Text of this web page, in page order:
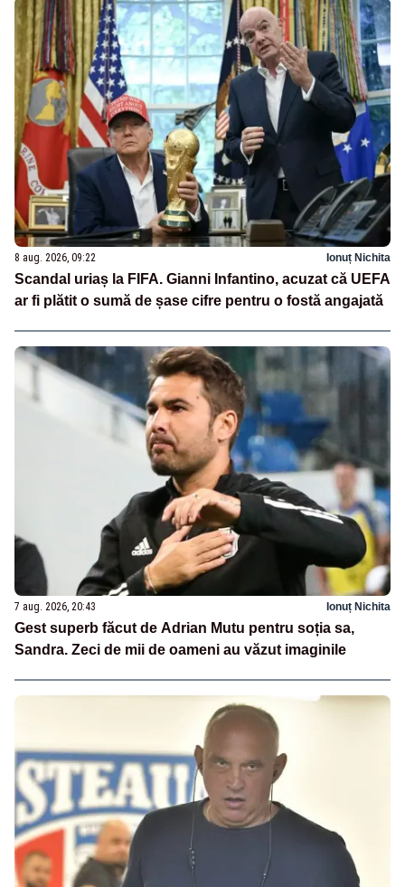
8 aug. 2026, 09:22 Ionuț Nichita
Scandal uriaș la FIFA. Gianni Infantino, acuzat că UEFA
ar fi plătit o sumă de șase cifre pentru o fostă angajată
7 aug. 2026, 20:43 Ionuț Nichita
Gest superb făcut de Adrian Mutu pentru soția sa,
Sandra. Zeci de mii de oameni au văzut imaginile